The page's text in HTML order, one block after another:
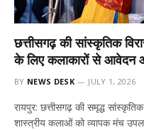
छत्तीसगढ़ की सांस्कृतिक
के लिए कलाकारों से आवेदन
BY NEWS DESK JULY 1, 2026
रायपुर: छत्तीसगढ़ की समृद्ध
शास्त्रीय कलाओं को व्यापक मंच